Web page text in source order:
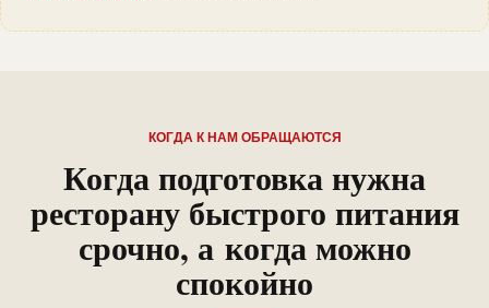
КОГДА К НАМ ОБРАЩАЮТСЯ
Когда подготовка нужна
ресторану быстрого питания
срочно, а когда можно
спокойно